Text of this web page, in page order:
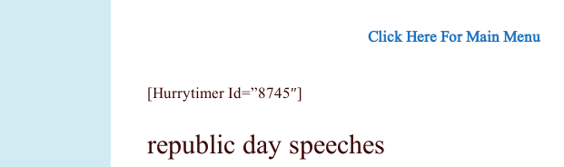
Click Here For Main Menu
[hurrytimer Id=”8745″]
republic day speeches